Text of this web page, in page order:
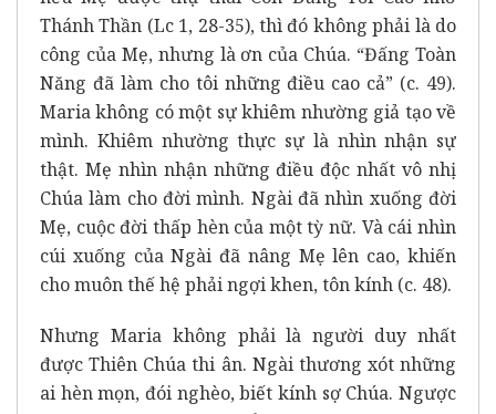
Thánh Thần (Lc 1, 28-35), thì đó không phải là do
công của Mẹ, nhưng là ơn của Chúa. “Đấng Toàn
Năng đã làm cho tôi những điều cao cả” (c. 49).
Maria không có một sự khiêm nhường giả tạo về
mình. Khiêm nhường thực sự là nhìn nhận sự
thật. Mẹ nhìn nhận những điều độc nhất vô nhị
Chúa làm cho đời mình. Ngài đã nhìn xuống đời
Mẹ, cuộc đời thấp hèn của một tỳ nữ. Và cái nhìn
cúi xuống của Ngài đã nâng Mẹ lên cao, khiến
cho muôn thế hệ phải ngợi khen, tôn kính (c. 48).
Nhưng Maria không phải là người duy nhất
được Thiên Chúa thi ân. Ngài thương xót những
ai hèn mọn, đói nghèo, biết kính sợ Chúa. Ngược